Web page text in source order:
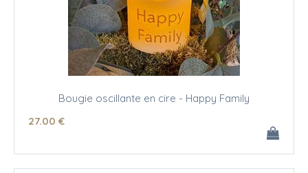
Bougie oscillante en cire - Happy Family
27.00 €